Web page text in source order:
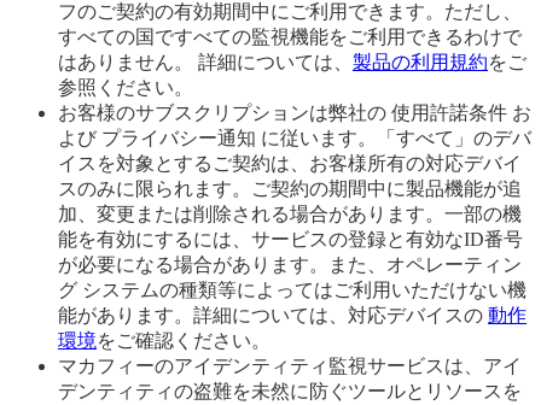
フのご契約の有効期間中にご利用できます。ただし、
すべての国ですべての監視機能をご利用できるわけで
はありません。 詳細については、 製品の利用規約をご
参照ください。
お客様のサブスクリプションは弊社の 使用許諾条件 お
よび プライバシー通知 に従います。「すべて」のデバ
イスを対象とするご契約は、お客様所有の対応デバイ
スのみに限られます。ご契約の期間中に製品機能が追
加、変更または削除される場合があります。一部の機
能を有効にするには、サービスの登録と有効なID番号
が必要になる場合があります。また、オペレーティン
グ システムの種類等によってはご利用いただけない機
能があります。詳細については、対応デバイスの 動作
環境をご確認ください。
マカフィーのアイデンティティ監視サービスは、アイ
デンティティの盗難を未然に防ぐツールとリソースを